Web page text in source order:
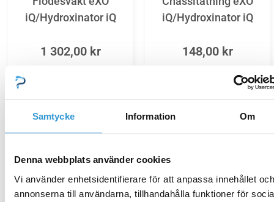
Samtycke Information Om
Denna webbplats använder cookies
Vi använder enhetsidentifierare för att anpassa innehållet och
annonserna till användarna, tillhandahålla funktioner för
iQ/Hydroxinator iQ
1 302,00 kr
iQ/Hydroxinator iQ
148,00 kr
Lägg till i varukorg
Hydroxinator_iQ_10
Styrkort Hydroxinator iQ
Hydroxinator_iQ_10
Anslutningskablage eXO